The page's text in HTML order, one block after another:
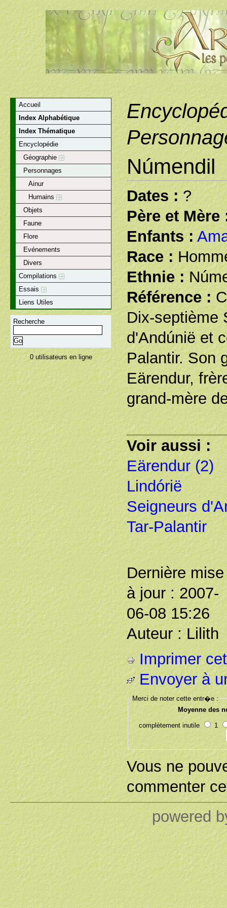
Accueil
Index Alphabétique
Index Thématique
Encyclopédie
Géographie
Personnages
Ainur
Humains
Objets
Faune
Flore
Evénements
Divers
Compilations
Essais
Liens Utiles
Recherche
0 utilisateurs en ligne
Númendil
Dates :?
Père et Mère
Enfants :
Race :
Ethnie :
Référence :
Dix-septième
d'Andúnië et
Palantir. Son
Eärendur,
grand-mère
Voir aussi :
Eärendur (2)
Lindórië
Seigneurs
Tar-Palantir
Dernière mise
à jour : 2007-
06-08 15:26
Auteur : Lilith
Imprimer
Envoyer à
Merci de noter cette entr�e :
Moyenne des
complètement inutile 1
Vous ne
commenter
powered